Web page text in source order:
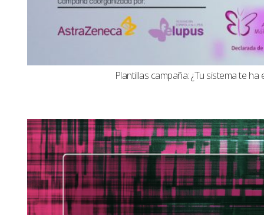
Plantillas campaña: ¿Tu sistema te